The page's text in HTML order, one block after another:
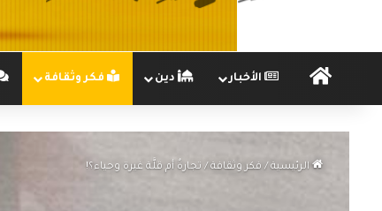
الرئيسيةالأخبار دين فكر وثقافة
الرئيسية / فكر وثقافة / تجارةٌ أم قلَّة غيرة وحياء؟!